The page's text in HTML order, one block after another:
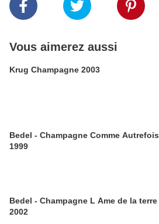
Vous aimerez aussi
Krug Champagne 2003
Bedel - Champagne Comme Autrefois
1999
Bedel - Champagne L Ame de la terre
2002